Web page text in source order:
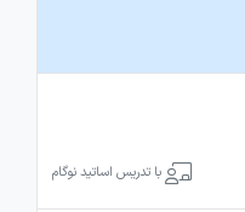
با تدریس اساتید نوگام